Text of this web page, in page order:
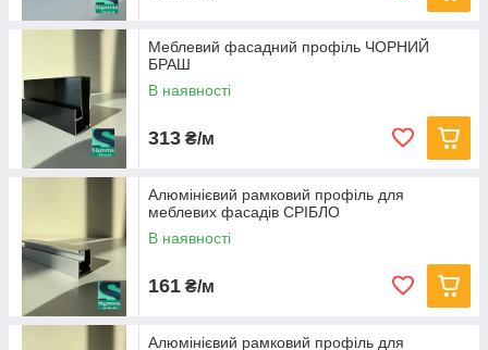
Меблевий фасадний профіль ЧОРНИЙ
БРАШ
В наявності
313 ₴/м
Алюмінієвий рамковий профіль для
меблевих фасадів СРІБЛО
В наявності
161 ₴/м
Алюмінієвий рамковий профіль для